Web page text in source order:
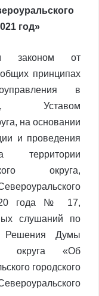
год»
законом от
принципах
в
Уставом
на основании
и проведения
территории
округа,
года № 17,
слушаний по
Решения Думы
округа «Об
городского